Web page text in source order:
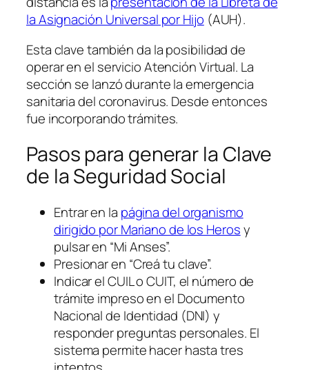
la Asignación Universal por Hijo (AUH).
Esta clave también da la posibilidad de
operar en el servicio Atención Virtual. La
sección se lanzó durante la emergencia
sanitaria del coronavirus. Desde entonces
fue incorporando trámites.
Pasos para generar la Clave
de la Seguridad Social
Entrar en la página del organismo
dirigido por Mariano de los Herosy
pulsar en “Mi Anses”.
Presionar en “Creá tu clave”.
Indicar el CUIL o CUIT, el número de
trámite impreso en el Documento
Nacional de Identidad (DNI) y
responder preguntas personales. El
sistema permite hacer hasta tres